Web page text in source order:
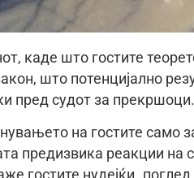
каде што гостите
што потенцијално
пред судот за прекршоци.
на гостите само
предизвика реакции на
гостите нудејќи